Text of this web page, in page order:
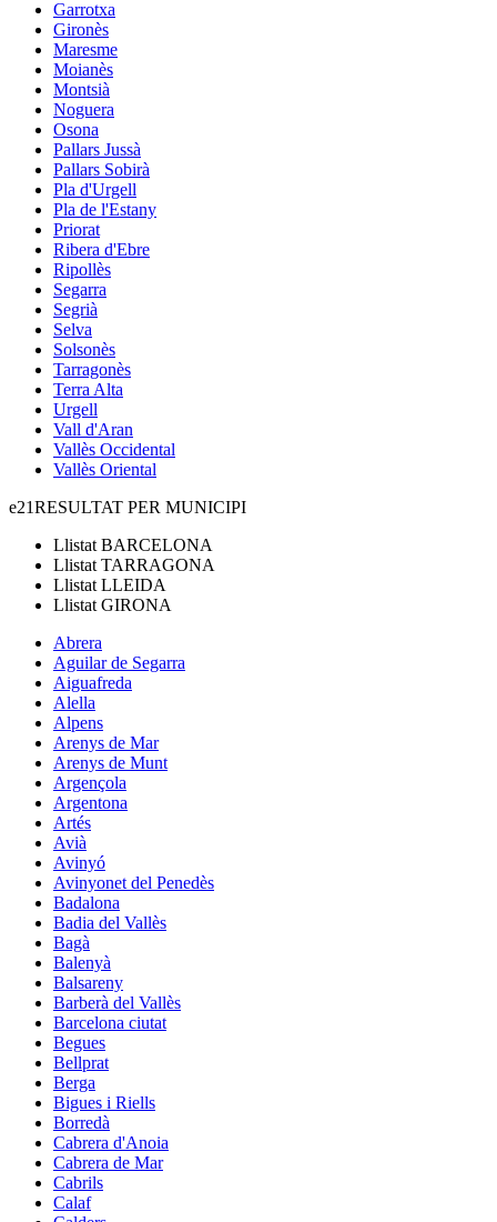
Garrotxa
Gironès
Maresme
Moianès
Montsià
Noguera
Osona
Pallars Jussà
Pallars Sobirà
Pla d'Urgell
Pla de l'Estany
Priorat
Ribera d'Ebre
Ripollès
Segarra
Segrià
Selva
Solsonès
Tarragonès
Terra Alta
Urgell
Vall d'Aran
Vallès Occidental
Vallès Oriental
e21RESULTAT PER MUNICIPI
Llistat BARCELONA
Llistat TARRAGONA
Llistat LLEIDA
Llistat GIRONA
Abrera
Aguilar de Segarra
Aiguafreda
Alella
Alpens
Arenys de Mar
Arenys de Munt
Argençola
Argentona
Artés
Avià
Avinyó
Avinyonet del Penedès
Badalona
Badia del Vallès
Bagà
Balenyà
Balsareny
Barberà del Vallès
Barcelona ciutat
Begues
Bellprat
Berga
Bigues i Riells
Borredà
Cabrera d'Anoia
Cabrera de Mar
Cabrils
Calaf